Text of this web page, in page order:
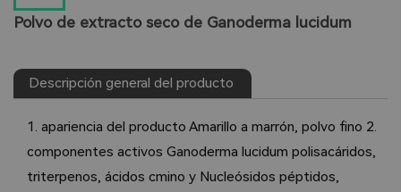
Polvo de extracto seco de Ganoderma lucidum
Descripción general del producto
1. apariencia del producto Amarillo a marrón, polvo fino 2.
componentes activos Ganoderma lucidum polisacáridos,
triterpenos, ácidos cmino y Nucleósidos péptidos,